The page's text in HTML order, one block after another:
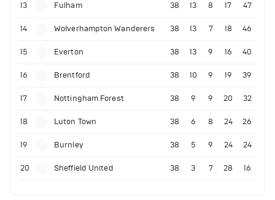
13 Fulham 38 13 8 17 47
14 Wolverhampton Wanderers 38 13 7 18 46
15 Everton 38 13 9 16 40
16 Brentford 38 10 9 19 39
17 Nottingham Forest 38 9 9 20 32
18 Luton Town 38 6 8 24 26
19 Burnley 38 5 9 24 24
20 Sheffield United 38 3 7 28 16